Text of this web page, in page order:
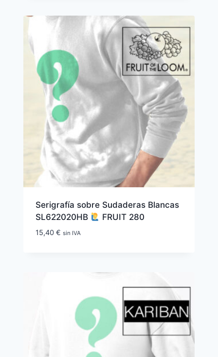
Serigrafía sobre Sudaderas Blancas
SL622020HB
FRUIT 280
15,40 € sin IVA